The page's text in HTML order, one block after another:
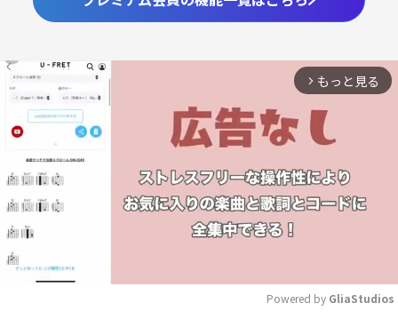
arrow_forward_ios もっと見る
Powered by GliaStudios